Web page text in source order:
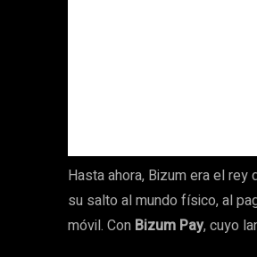
Hasta ahora, Bizum era el
su salto al mundo físico, al
móvil. Con Bizum Pay, cuyo